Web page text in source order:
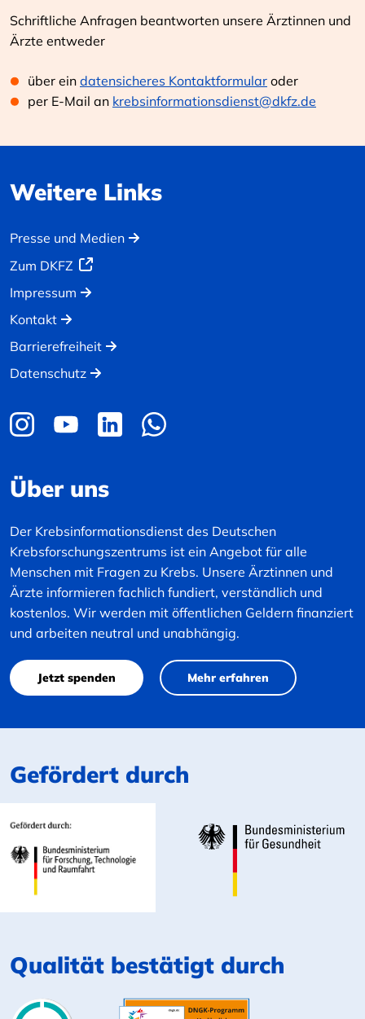
Schriftliche Anfragen beantworten unsere Ärztinnen und
Ärzte entweder
über ein datensicheres Kontaktformular oder
per E-Mail an krebsinformationsdienst@dkfz.de
Weitere Links
Presse und Medien
Zum DKFZ
Impressum
Kontakt
Barrierefreiheit
Datenschutz
Über uns
Der Krebsinformationsdienst des Deutschen
Krebsforschungszentrums ist ein Angebot für alle
Menschen mit Fragen zu Krebs. Unsere Ärztinnen und
Ärzte informieren fachlich fundiert, verständlich und
kostenlos. Wir werden mit öffentlichen Geldern finanziert
und arbeiten neutral und unabhängig.
Jetzt spenden Mehr erfahren
Gefördert durch
Qualität bestätigt durch